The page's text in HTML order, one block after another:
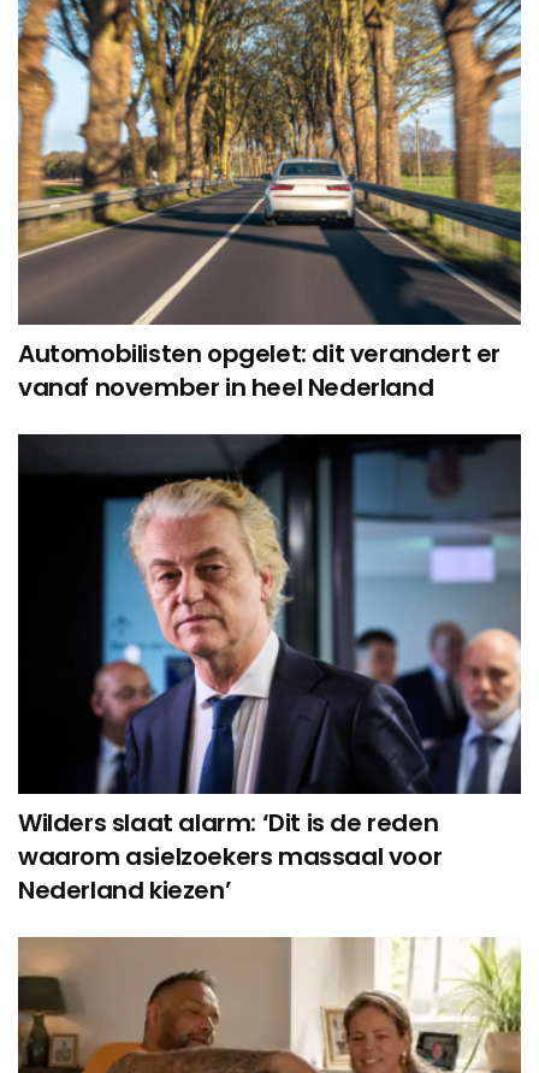
Automobilisten opgelet: dit verandert er
vanaf november in heel Nederland
Wilders slaat alarm: ‘Dit is de reden
waarom asielzoekers massaal voor
Nederland kiezen’